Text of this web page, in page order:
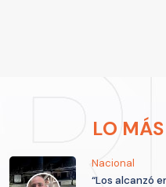
LO
Nacional
“Los alcanzó